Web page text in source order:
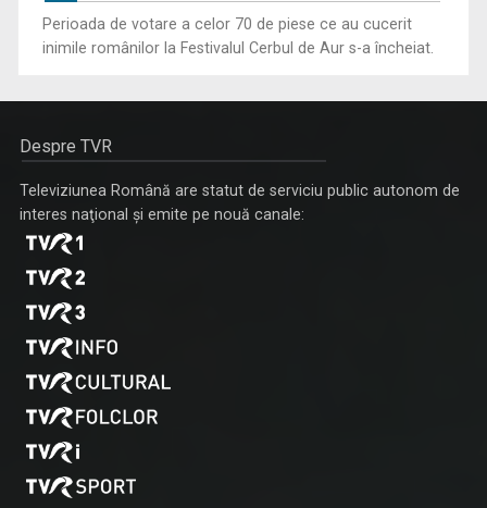
Perioada de votare a celor 70 de piese ce au cucerit
inimile românilor la Festivalul Cerbul de Aur s-a încheiat.
Despre TVR
Televiziunea Română are statut de serviciu public autonom de
interes naţional şi emite pe nouă canale: